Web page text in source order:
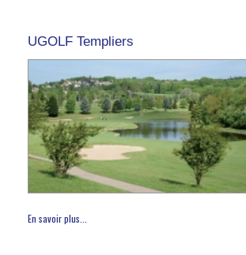
UGOLF Templiers
En savoir plus...